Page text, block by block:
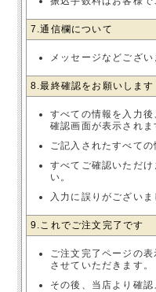
7.通信欄について
メッセージなどござい
8.最終確認をお願いします
すべての情報を入力後
確認画面が表示されま
ご記入されたすべて
すべてご確認いただ
い。
入力に誤りがござい
9.これでご注文完了です
ご注文完了ページの
させていただきます。
その後、当店より確